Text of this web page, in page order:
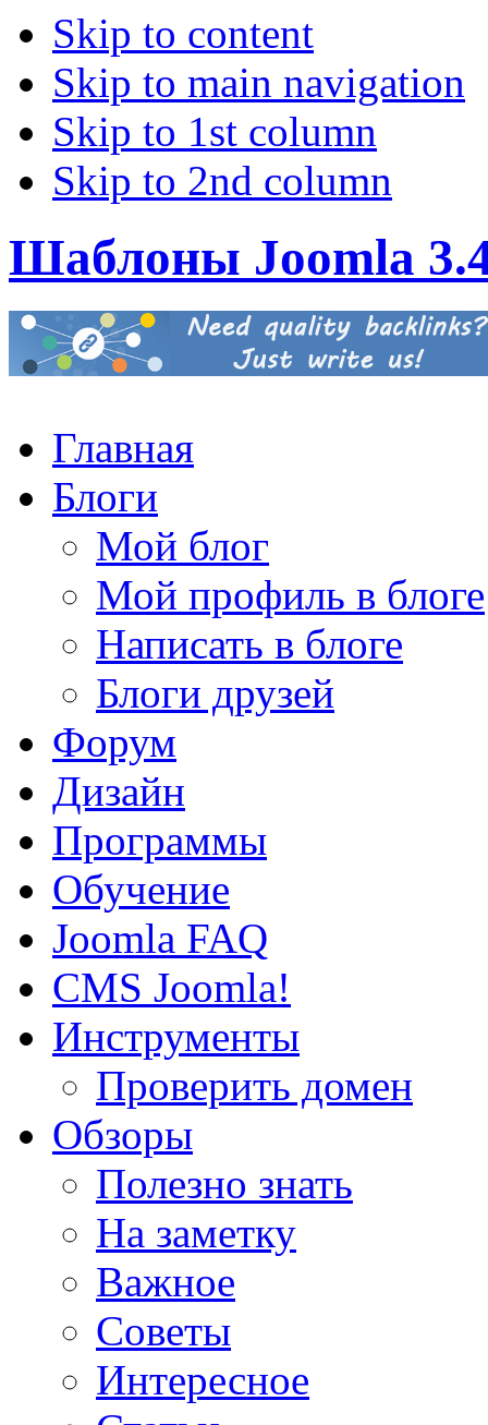
Skip to content
Skip to main navigation
Skip to 1st column
Skip to 2nd column
Шаблоны Joomla
Главная
Блоги
Мой блог
Мой профиль в блоге
Написать в блоге
Блоги друзей
Форум
Дизайн
Программы
Обучение
Joomla FAQ
CMS Joomla!
Инструменты
Проверить домен
Обзоры
Полезно знать
На заметку
Важное
Советы
Интересное